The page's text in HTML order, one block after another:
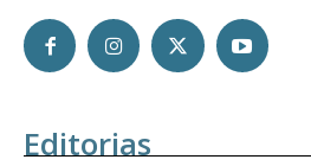
Editorias